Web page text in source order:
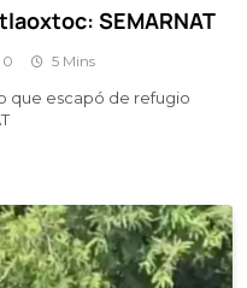
SEMARNAT
0 5 Mins
que escapó de refugio